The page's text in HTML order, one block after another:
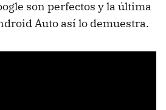
son perfectos y la última
Auto así lo demuestra.